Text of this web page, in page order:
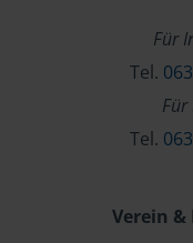
Für
Tel.
Tel.
Verein